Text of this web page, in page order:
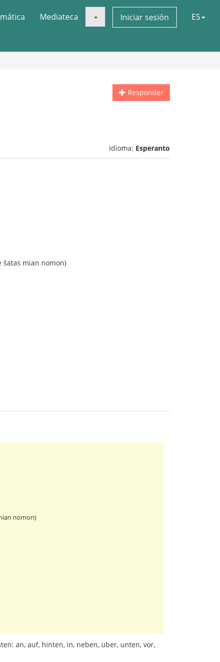
Mediateca Iniciar sesión ES
Responder
Idioma: Esperanto
mian nomon)
nomon)
an, auf, hinten, in, neben, über, unten, vor,